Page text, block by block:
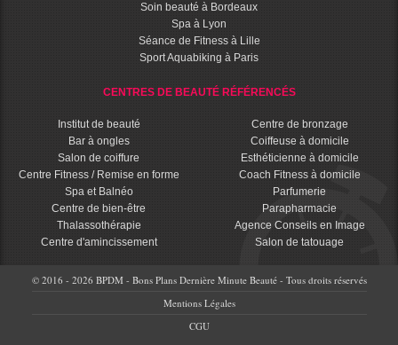
Soin beauté à Bordeaux
Spa à Lyon
Séance de Fitness à Lille
Sport Aquabiking à Paris
CENTRES DE BEAUTÉ RÉFÉRENCÉS
Institut de beauté
Bar à ongles
Salon de coiffure
Centre Fitness / Remise en forme
Spa et Balnéo
Centre de bien-être
Thalassothérapie
Centre d'amincissement
Centre de bronzage
Coiffeuse à domicile
Esthéticienne à domicile
Coach Fitness à domicile
Parfumerie
Parapharmacie
Agence Conseils en Image
Salon de tatouage
© 2016 - 2026 BPDM - Bons Plans Dernière Minute Beauté - Tous droits réservés
Mentions Légales
CGU